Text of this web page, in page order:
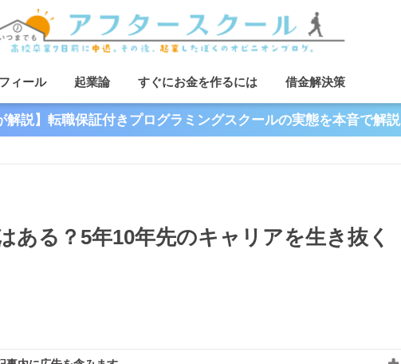
ィール 起業論 すぐにお金を作るには 借金解決策
解説】転職保証付きプログラミングスクールの実態を本音で解説
ある？5年10年先のキャリアを生き抜く